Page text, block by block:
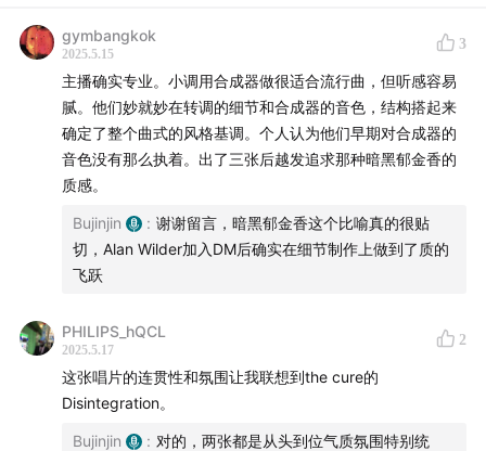
注：音频中有一处口误，《Dress in Black》这首歌的演
唱者应该是Dave Gahan，不是Martin Gore。
内容梗概：
1. 拥抱黑色现实的精神内核
2. 对于采样和音色的开创性采用
3. Martin Gore的旋律特色
4. Martin Gore与Dave Gahan的演唱风格
5. 2000s初在美国观看Dave Gahan现场
6. Alan Wilder不可抹煞的作用
gymbangkok
2025.5.15
3
主播确实专业。小调用合成器做很适合流行曲，但听感容易
腻。他们妙就妙在转调的细节和合成器的音色，结构搭起来
确定了整个曲式的风格基调。个人认为他们早期对合成器的
音色没有那么执着。出了三张后越发追求那种暗黑郁金香的
质感。
Bujinjin : 谢谢留言，暗黑郁金香这个比喻真的很贴
切，Alan Wilder加入DM后确实在细节制作上做到了质的
飞跃
PHILIPS_hQCL
2025.5.17
2
这张唱片的连贯性和氛围让我联想到the cure的
Disintegration。
Bujinjin : 对的，两张都是从头到位气质氛围特别统